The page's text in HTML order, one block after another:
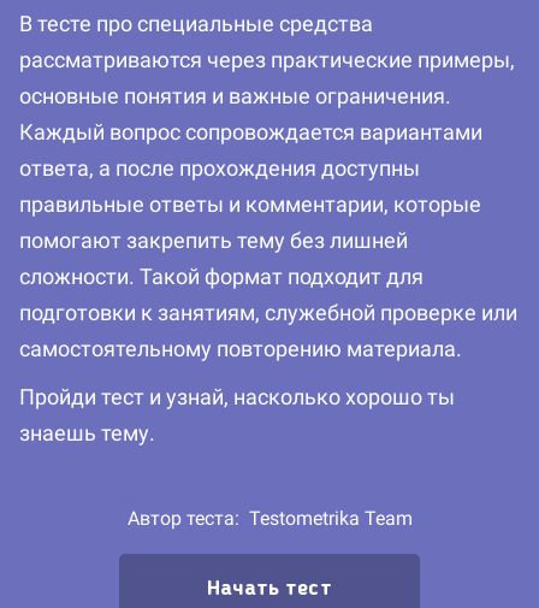
В тесте про специальные средства
рассматриваются через практические примеры,
основные понятия и важные ограничения.
Каждый вопрос сопровождается вариантами
ответа, а после прохождения доступны
правильные ответы и комментарии, которые
помогают закрепить тему без лишней
сложности. Такой формат подходит для
подготовки к занятиям, служебной проверке или
самостоятельному повторению материала.
Пройди тест и узнай, насколько хорошо ты
знаешь тему.
Автор теста: Testometrika Team
Начать тест